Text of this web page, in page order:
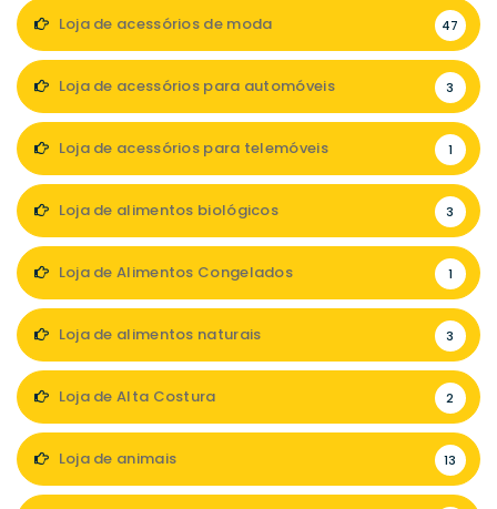
Loja de acessórios de moda 47
Loja de acessórios para automóveis 3
Loja de acessórios para telemóveis 1
Loja de alimentos biológicos 3
Loja de Alimentos Congelados 1
Loja de alimentos naturais 3
Loja de Alta Costura 2
Loja de animais 13